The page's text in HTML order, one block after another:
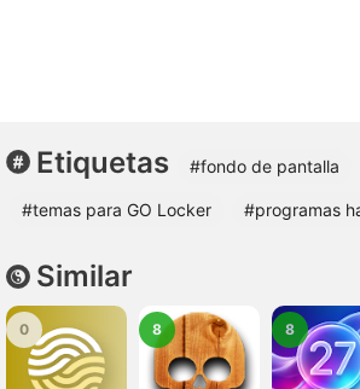
Etiquetas #fondo de pantalla
#temas para GO Locker #programas
Similar
0 8 8